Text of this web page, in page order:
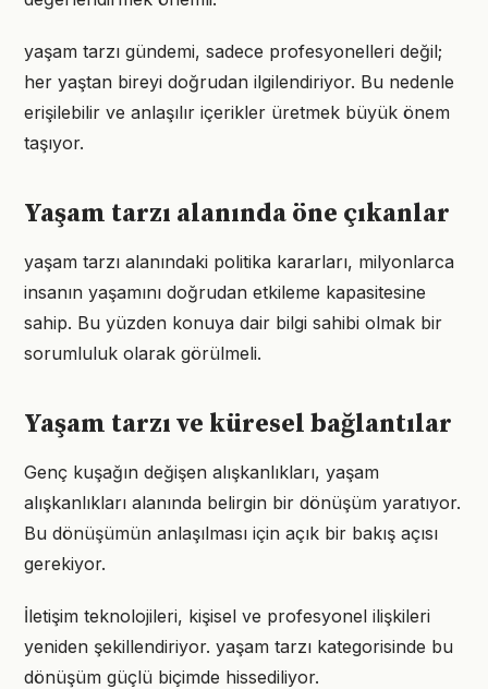
yaşam tarzı gündemi, sadece profesyonelleri değil;
her yaştan bireyi doğrudan ilgilendiriyor. Bu nedenle
erişilebilir ve anlaşılır içerikler üretmek büyük önem
taşıyor.
Yaşam tarzı alanında öne çıkanlar
yaşam tarzı alanındaki politika kararları, milyonlarca
insanın yaşamını doğrudan etkileme kapasitesine
sahip. Bu yüzden konuya dair bilgi sahibi olmak bir
sorumluluk olarak görülmeli.
Yaşam tarzı ve küresel bağlantılar
Genç kuşağın değişen alışkanlıkları, yaşam
alışkanlıkları alanında belirgin bir dönüşüm yaratıyor.
Bu dönüşümün anlaşılması için açık bir bakış açısı
gerekiyor.
İletişim teknolojileri, kişisel ve profesyonel ilişkileri
yeniden şekillendiriyor. yaşam tarzı kategorisinde bu
dönüşüm güçlü biçimde hissediliyor.